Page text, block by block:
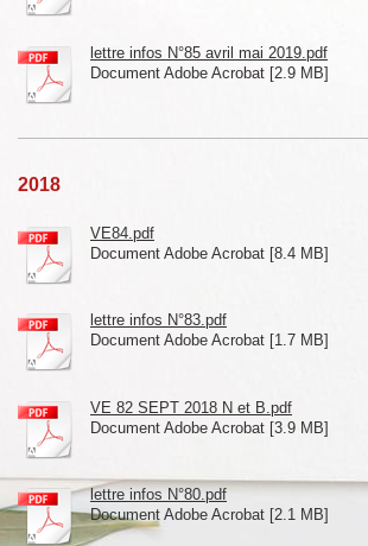
lettre infos N°85 avril mai 2019.pdf
Document Adobe Acrobat [2.9 MB]
2018
VE84.pdf
Document Adobe Acrobat [8.4 MB]
lettre infos N°83.pdf
Document Adobe Acrobat [1.7 MB]
VE 82 SEPT 2018 N et B.pdf
Document Adobe Acrobat [3.9 MB]
lettre infos N°80.pdf
Document Adobe Acrobat [2.1 MB]